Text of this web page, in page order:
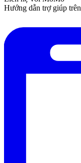
Hướng dẫn trợ giúp trên